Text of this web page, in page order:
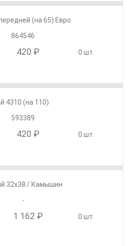
(на 65) Евро
864546
420 ₽ 0 шт.
4310 (на 110)
593389
420 ₽ 0 шт.
32х38 / Камышин
-
1 162 ₽ 0 шт.